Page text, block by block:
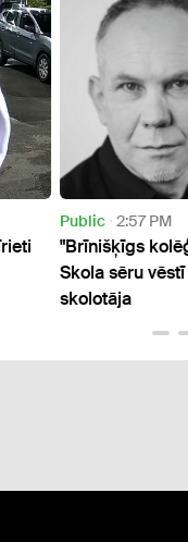
Public 2:57 PM
"Brīnišķīgs
Skola sēru
skolotāja